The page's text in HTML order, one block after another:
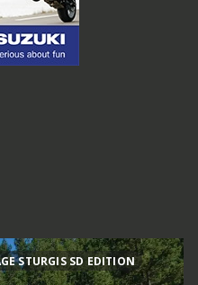
STURGIS SD EDITION